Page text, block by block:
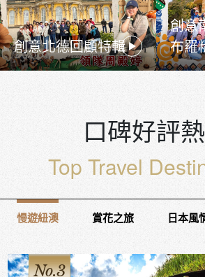
創意北德回顧特輯
創意
布羅
口碑好評
Top Travel
慢遊紐澳 賞花之旅 日本風
No.4